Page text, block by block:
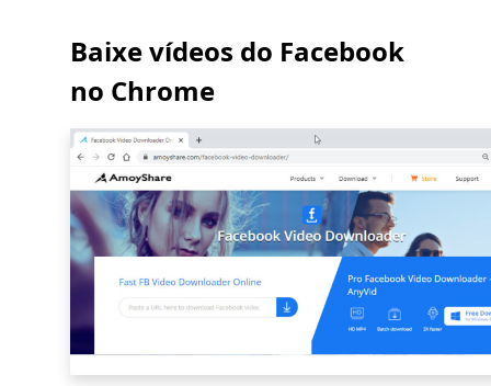
Baixe vídeos do Facebook
no Chrome